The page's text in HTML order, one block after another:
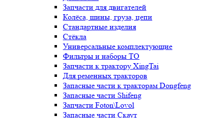
Запчасти для двигателей
Колёса, шины, груза, цепи
Стандартные изделия
Стёкла
Универсальные комплектующие
Фильтры и наборы ТО
Запчасти к трактору XingTai
Для ременных тракторов
Запасные части к тракторам Dongfeng
Запасные части Shifeng
Запчасти Foton\Lovol
Запасные части Скаут